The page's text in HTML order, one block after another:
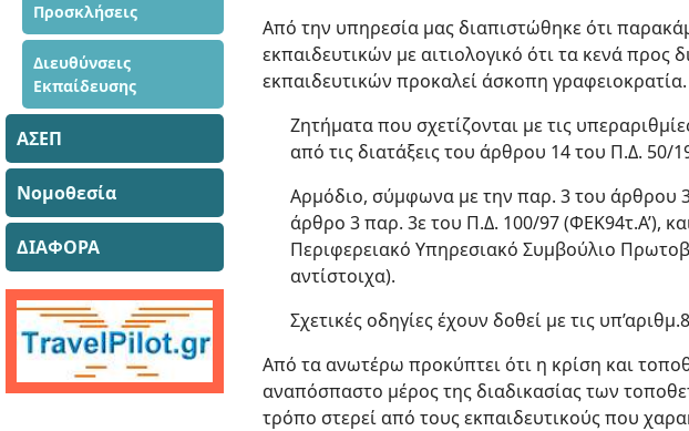
Προσκλήσεις
Διευθύνσεις
Εκπαίδευσης
ΑΣΕΠ
Νομοθεσία
ΔΙΑΦΟΡΑ
Από την υπηρεσία μας διαπιστώθηκε ότι
εκπαιδευτικών με αιτιολογικό ότι τα κενά προς
εκπαιδευτικών προκαλεί άσκοπη
Zητήματα που σχετίζονται με τις
από τις διατάξεις του άρθρου 14 του Π.Δ. 50/
Αρμόδιο, σύμφωνα με την παρ. 3 του άρθρου
άρθρο 3 παρ. 3ε του Π.Δ. 100/97 (ΦΕΚ94τ.Α’),
Περιφερειακό Υπηρεσιακό Συμβούλιο
αντίστοιχα).
Σχετικές οδηγίες έχουν δοθεί με τις
Από τα ανωτέρω προκύπτει ότι η κρίση και
αναπόσπαστο μέρος της διαδικασίας των
τρόπο στερεί από τους εκπαιδευτικούς που